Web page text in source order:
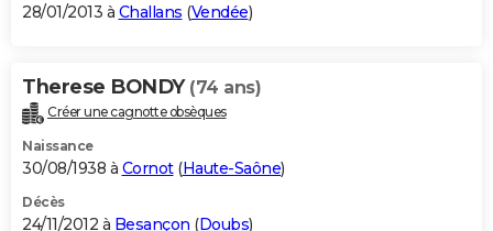
28/01/2013 à Challans (Vendée)
Therese BONDY (74 ans)
Créer une cagnotte obsèques
Naissance
30/08/1938 à Cornot(Haute-Saône)
Décès
24/11/2012 à Besançon (Doubs)